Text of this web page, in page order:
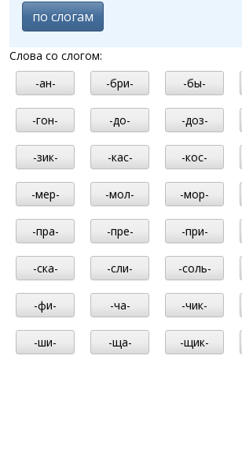
по слогам
Слова со слогом:
-ан-
-бри- -бы-
-гон- -до- -доз-
-зик- -кас- -кос-
-мер- -мол- -мор-
-пра- -пре- -при-
-ска- -сли- -соль-
-фи- -ча- -чик-
-ши- -ща- -щик-